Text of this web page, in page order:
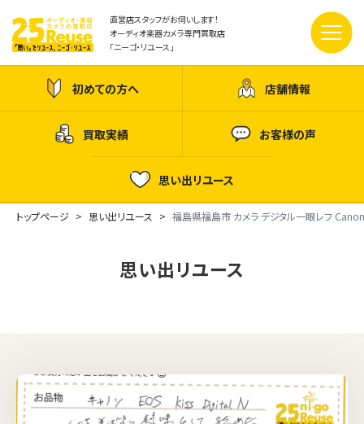
直営店スタッフがお伺いします！
オーディオ楽器カメラ専門買取店
「ニーゴ・リユース」
初めての方へ 店舗情報
買取実績 お客様の声
思い出リユース
トップページ 思い出リユース 福島県福島市 カメラ デジタル一眼レフ
思い出リユース